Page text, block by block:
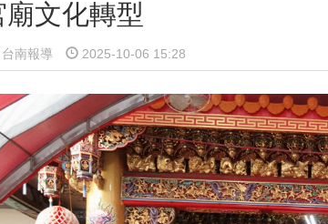
文化轉型
南報導 2025-10-06 15:28